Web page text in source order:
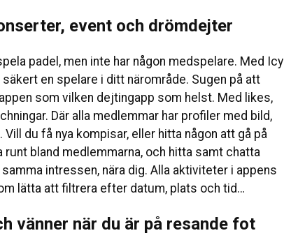
event och drömdejter
padel, men inte har någon medspelare. Med Icy
en spelare i ditt närområde. Sugen på att
som vilken dejtingapp som helst. Med likes,
Där alla medlemmar har profiler med bild,
du få nya kompisar, eller hitta någon att gå på
bland medlemmarna, och hitta samt chatta
intressen, nära dig. Alla aktiviteter i appens
lätta att filtrera efter datum, plats och tid…
vänner när du är på resande fot